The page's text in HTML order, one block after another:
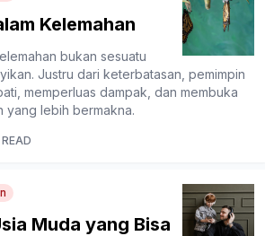
Kelemahan
bukan sesuatu
Justru dari keterbatasan, pemimpin
memperluas dampak, dan membuka
yang lebih bermakna.
Muda yang Bisa